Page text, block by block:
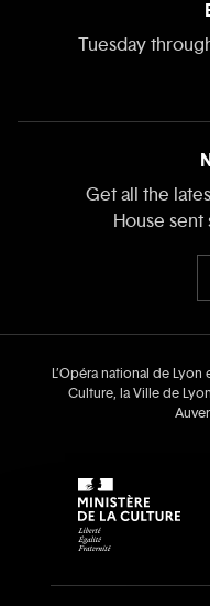
Tuesday
Get all the
House
L’Opéra national de
Culture, la Ville de